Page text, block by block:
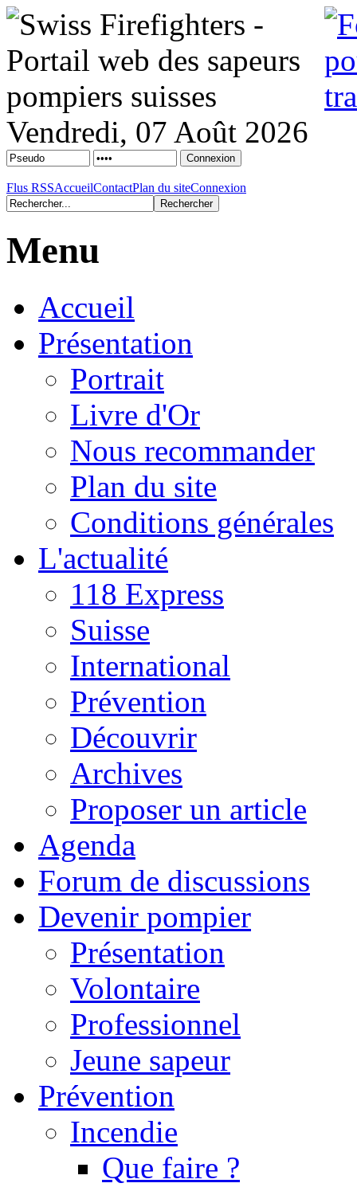
Vendredi, 07 Août 2026
Flus RSSAccueilContactPlan du siteConnexion
Menu
Accueil
Présentation
Portrait
Livre d'Or
Nous recommander
Plan du site
Conditions générales
L'actualité
118 Express
Suisse
International
Prévention
Découvrir
Archives
Proposer un article
Agenda
Forum de discussions
Devenir pompier
Présentation
Volontaire
Professionnel
Jeune sapeur
Prévention
Incendie
Que faire ?